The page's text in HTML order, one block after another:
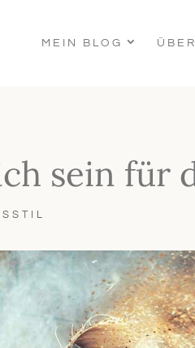
MEIN BLOG
sein für